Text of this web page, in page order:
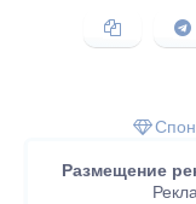
ссылку
Размещение